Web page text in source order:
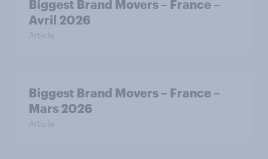
Biggest Brand Movers – France –
Avril 2026
Article
Biggest Brand Movers – France –
Mars 2026
Article